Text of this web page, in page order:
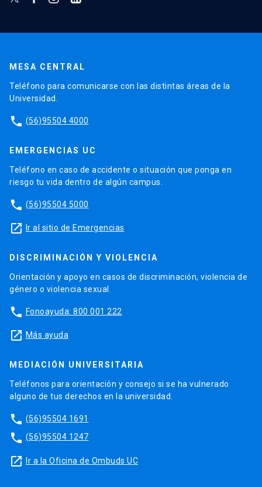
MESA CENTRAL
Teléfono para comunicarse con las distintas áreas de la
Universidad.
phone (56)95504 4000
EMERGENCIAS UC
Teléfono en caso de accidente o situación que ponga en
riesgo tu vida dentro de algún campus.
phone (56)95504 5000
launch Ir al sitio de Emergencias
DISCRIMINACIÓN Y VIOLENCIA
Orientación y apoyo en casos de discriminación, violencia de
género o violencia sexual.
phone Fonoayuda: 800 001 222
launch Más ayuda
MEDIACIÓN UNIVERSITARIA
Teléfonos para orientación y consejo si se ha vulnerado
alguno de tus derechos en la universidad.
phone (56)95504 1691
phone (56)95504 1247
launch Ir a la Oficina de Ombuds UC